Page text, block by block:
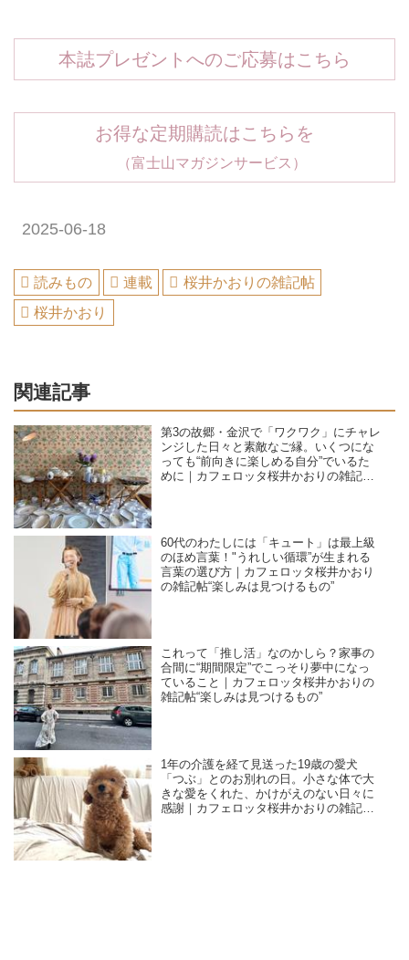
本誌プレゼントへのご応募はこちら
お得な定期購読はこちらを
（富士山マガジンサービス）
2025-06-18
読みもの 連載
桜井かおりの雑記帖
桜井かおり
関連記事
第3の故郷・金沢で「ワクワク」にチャレ
ンジした日々と素敵なご縁。いくつにな
っても“前向きに楽しめる自分”でいるた
めに｜カフェロッタ桜井かおりの雑記
60代のわたしには「キュート」は最上級
のほめ言葉！"うれしい循環”が生まれる
言葉の選び方｜カフェロッタ桜井かおり
の雑記帖“楽しみは見つけるもの”
これって「推し活」なのかしら？家事の
合間に“期間限定”でこっそり夢中になっ
ていること｜カフェロッタ桜井かおりの
雑記帖“楽しみは見つけるもの”
1年の介護を経て見送った19歳の愛犬
「つぶ」とのお別れの日。小さな体で大
きな愛をくれた、かけがえのない日々に
感謝｜カフェロッタ桜井かおりの雑記